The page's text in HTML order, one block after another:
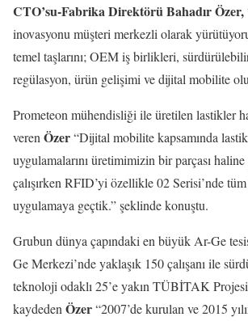
CTO’su-Fabrika Direktörü Bahadır Özer,
inovasyonu müşteri merkezli olarak
temel taşlarını; OEM iş birlikleri,
regülasyon, ürün gelişimi ve dijital mobilite
Prometeon mühendisliği ile üretilen lastikler
veren Özer“Dijital mobilite kapsamında
uygulamalarını üretimimizin bir parçası
çalışırken RFID’yi özellikle 02 Serisi’nde
uygulamaya geçtik.” şeklinde konuştu.
Grubun dünya çapındaki en büyük Ar-Ge
Ge Merkezi’nde yaklaşık 150 çalışanı ile
teknoloji odaklı 25’e yakın TÜBİTAK
kaydeden Özer“2007’de kurulan ve 2015